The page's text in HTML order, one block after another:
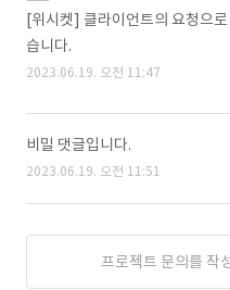
[위시켓] 클라이언트의 요청으
습니다.
2023.06.19. 오전 11:47
비밀 댓글입니다.
2023.06.19. 오전 11:51
프로젝트 문의를 작